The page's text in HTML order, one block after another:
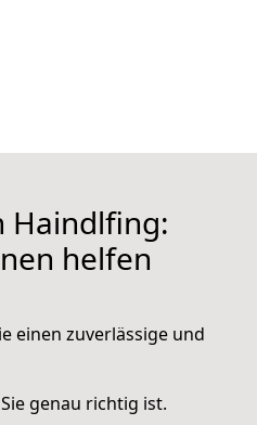
Haindlfing:
helfen
einen zuverlässige und
genau richtig ist.